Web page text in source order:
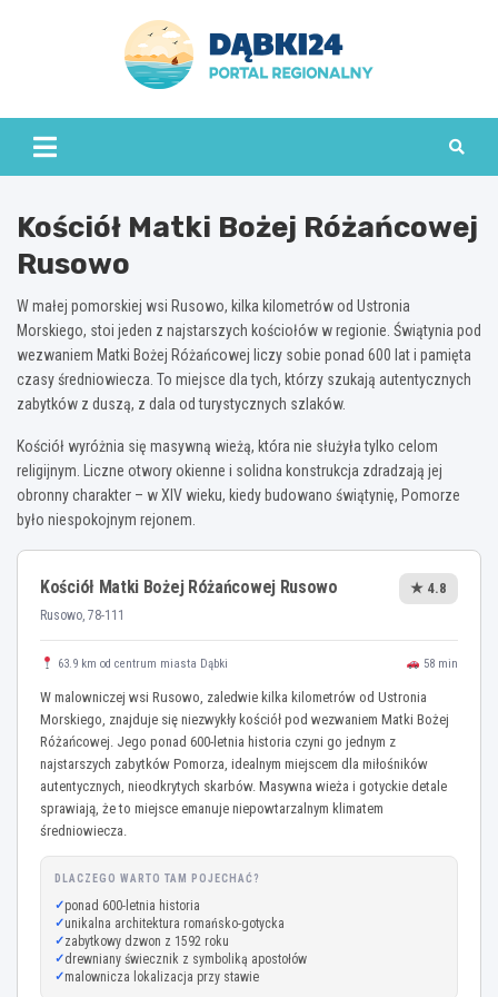
dabki24.pl
Kościół Matki Bożej Różańcowej
Rusowo
W małej pomorskiej wsi Rusowo, kilka kilometrów od Ustronia
Morskiego, stoi jeden z najstarszych kościołów w regionie. Świątynia pod
wezwaniem Matki Bożej Różańcowej liczy sobie ponad 600 lat i pamięta
czasy średniowiecza. To miejsce dla tych, którzy szukają autentycznych
zabytków z duszą, z dala od turystycznych szlaków.
Kościół wyróżnia się masywną wieżą, która nie służyła tylko celom
religijnym. Liczne otwory okienne i solidna konstrukcja zdradzają jej
obronny charakter – w XIV wieku, kiedy budowano świątynię, Pomorze
było niespokojnym rejonem.
Kościół Matki Bożej Różańcowej Rusowo
Rusowo, 78-111
★ 4.8
63.9 km od centrum miasta Dąbki 58 min
W malowniczej wsi Rusowo, zaledwie kilka kilometrów od Ustronia
Morskiego, znajduje się niezwykły kościół pod wezwaniem Matki Bożej
Różańcowej. Jego ponad 600-letnia historia czyni go jednym z
najstarszych zabytków Pomorza, idealnym miejscem dla miłośników
autentycznych, nieodkrytych skarbów. Masywna wieża i gotyckie detale
sprawiają, że to miejsce emanuje niepowtarzalnym klimatem
średniowiecza.
DLACZEGO WARTO TAM POJECHAĆ?
ponad 600-letnia historia
unikalna architektura romańsko-gotycka
zabytkowy dzwon z 1592 roku
drewniany świecznik z symboliką apostołów
malownicza lokalizacja przy stawie